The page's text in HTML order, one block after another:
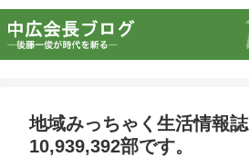
地域みっちゃく生活情報
10,939,392部です。